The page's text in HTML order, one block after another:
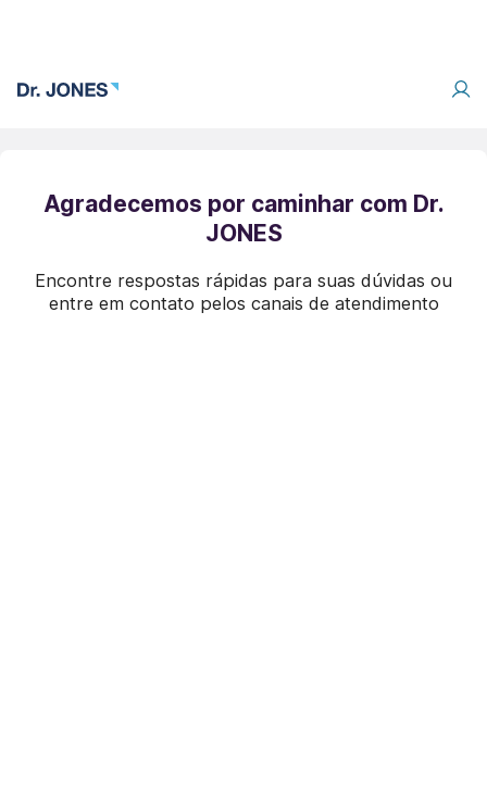
Agradecemos por caminhar com Dr.
JONES
Encontre respostas rápidas para suas dúvidas ou
entre em contato pelos canais de atendimento